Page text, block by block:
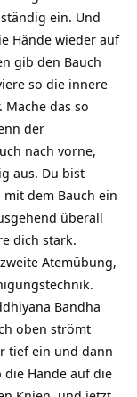
ein. Und
Hände wieder auf
gib den Bauch
so die innere
Mache das so
der
nach vorne,
aus. Du bist
dem Bauch ein
überall
dich stark.
Atemübung,
Bandha
oben strömt
tief ein und dann
Hände auf die